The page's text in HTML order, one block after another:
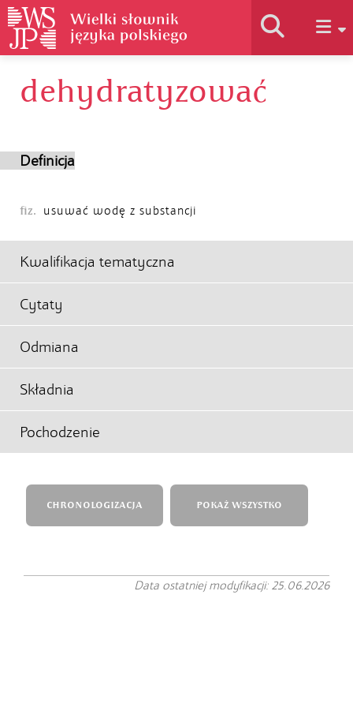
Historia słownika
dehydratyzować
Definicja
fiz. usuwać wodę z substancji
Kwalifikacja tematyczna
Cytaty
Odmiana
Składnia
Pochodzenie
CHRONOLOGIZACJA POKAŻ WSZYSTKO
Data ostatniej modyfikacji: 25.06.2026